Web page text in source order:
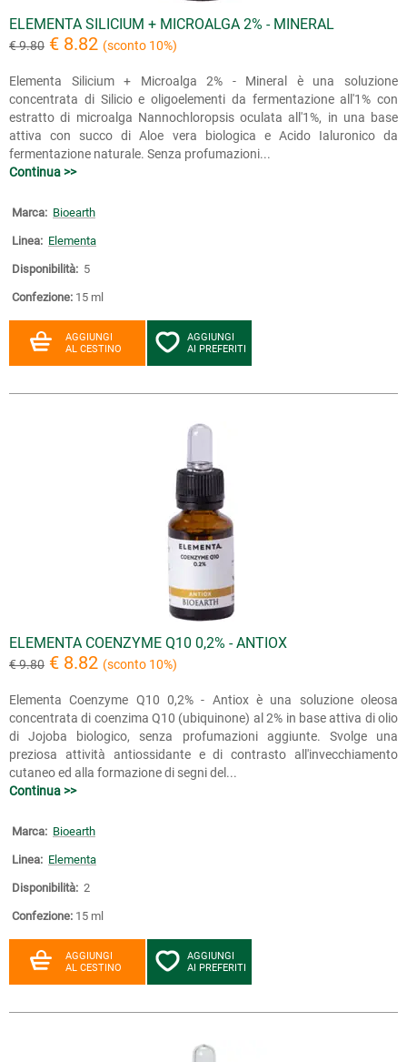
ELEMENTA SILICIUM + MICROALGA 2% - MINERAL
€ 9.80 € 8.82 (sconto 10%)
Elementa Silicium + Microalga 2% - Mineral è una soluzione
concentrata di Silicio e oligoelementi da fermentazione all'1% con
estratto di microalga Nannochloropsis oculata all'1%, in una base
attiva con succo di Aloe vera biologica e Acido Ialuronico da
fermentazione naturale. Senza profumazioni...
Continua >>
Marca: Bioearth
Linea: Elementa
Disponibilità: 5
Confezione: 15 ml
AGGIUNGI
AL CESTINO
AGGIUNGI
AI PREFERITI
ELEMENTA COENZYME Q10 0,2% - ANTIOX
€ 9.80 € 8.82 (sconto 10%)
Elementa Coenzyme Q10 0,2% - Antiox è una soluzione oleosa
concentrata di coenzima Q10 (ubiquinone) al 2% in base attiva di olio
di Jojoba biologico, senza profumazioni aggiunte. Svolge una
preziosa attività antiossidante e di contrasto all'invecchiamento
cutaneo ed alla formazione di segni del...
Continua >>
Marca: Bioearth
Linea: Elementa
Disponibilità: 2
Confezione: 15 ml
AGGIUNGI
AL CESTINO
AGGIUNGI
AI PREFERITI